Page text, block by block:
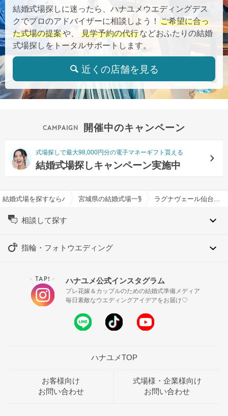
結婚式場探しに迷ったら、ハナユメウエディングデス
クでプロのアドバイザーに相談しよう！ ご希望に合っ
た式場の提案や、 見学予約の代行などおふたりの結婚
式場探しをトータルサポートします。
近くの店舗を見る
開催中のキャンペーン
式場探しで最大98,000円分の電子マネーギフト貰える
結婚式場探しキャンペーン実施中
結婚式場を探すならハナユメ宮城県の結婚式場一覧 ラグナヴェール仙台で結婚式
相談して探す
指輪・フォトウエディング
＼ TAP! ／ ハナユメ公式インスタグラム
プレ花嫁＆カップルのための結婚式準備メディア
毎日素敵なウエディングアイデアをお届け♡
ハナユメTOP
お客様向け
お問い合わせ
式場様・企業様向け
お問い合わせ